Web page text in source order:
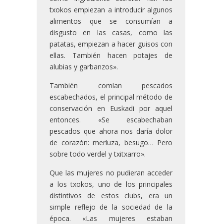
txokos empiezan a introducir algunos
alimentos que se consumían a
disgusto en las casas, como las
patatas, empiezan a hacer guisos con
ellas. También hacen potajes de
alubias y garbanzos».
También comían pescados
escabechados, el principal método de
conservación en Euskadi por aquel
entonces. «Se escabechaban
pescados que ahora nos daría dolor
de corazón: merluza, besugo… Pero
sobre todo verdel y txitxarro».
Que las mujeres no pudieran acceder
a los txokos, uno de los principales
distintivos de estos clubs, era un
simple reflejo de la sociedad de la
época. «Las mujeres estaban